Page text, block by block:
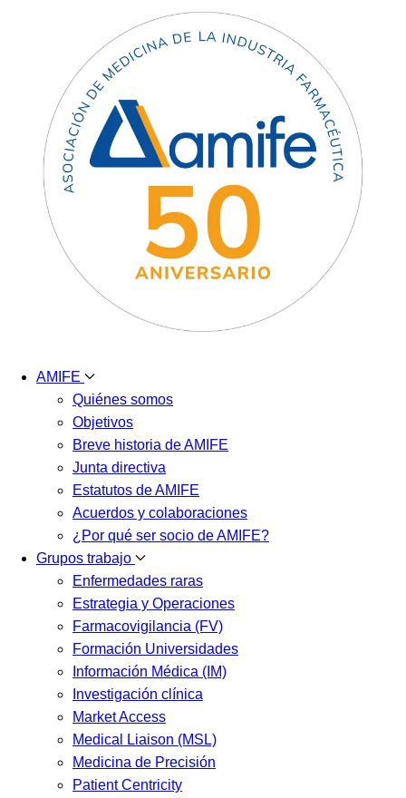
AMIFE
Quiénes somos
Objetivos
Breve historia de AMIFE
Junta directiva
Estatutos de AMIFE
Acuerdos y colaboraciones
¿Por qué ser socio de AMIFE?
Grupos trabajo
Enfermedades raras
Estrategia y Operaciones
Farmacovigilancia (FV)
Formación Universidades
Información Médica (IM)
Investigación clínica
Market Access
Medical Liaison (MSL)
Medicina de Precisión
Patient Centricity